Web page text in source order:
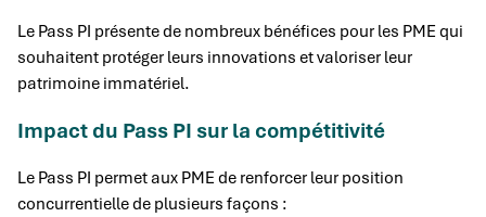
Le Pass PI présente de nombreux bénéfices pour les PME qui
souhaitent protéger leurs innovations et valoriser leur
patrimoine immatériel.
Impact du Pass PI sur la compétitivité
Le Pass PI permet aux PME de renforcer leur position
concurrentielle de plusieurs façons :